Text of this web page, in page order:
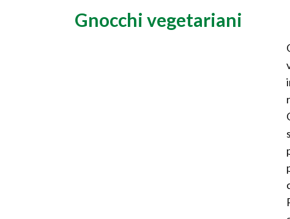
Gnocchi vegetariani